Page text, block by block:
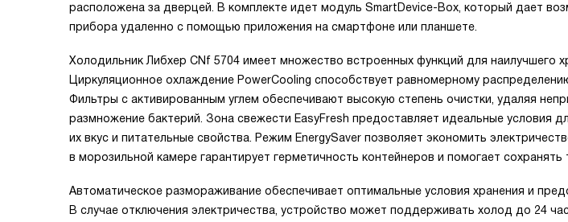
расположена за дверцей. В комплекте идет модуль SmartDevice-Box, который дает
прибора удаленно с помощью приложения на смартфоне или планшете.
Холодильник Либхер CNf 5704 имеет множество встроенных функций для наилучшего
Циркуляционное охлаждение PowerCooling способствует равномерному
Фильтры с активированным углем обеспечивают высокую степень очистки, удаляя
размножение бактерий. Зона свежести EasyFresh предоставляет идеальные условия
их вкус и питательные свойства. Режим EnergySaver позволяет экономить
в морозильной камере гарантирует герметичность контейнеров и помогает
Автоматическое размораживание обеспечивает оптимальные условия хранения и
В случае отключения электричества, устройство может поддерживать холод до 24